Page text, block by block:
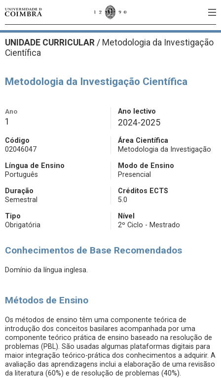
UNIDADE CURRICULAR / Metodologia da Investigação
Científica
Metodologia da Investigação Científica
Ano
1
Ano lectivo
2024-2025
Código
02046047
Área Científica
Metodologia da Investigação
Língua de Ensino
Português
Modo de Ensino
Presencial
Duração
Semestral
Créditos ECTS
5.0
Tipo
Obrigatória
Nível
2º Ciclo - Mestrado
Conhecimentos de Base Recomendados
Domínio da língua inglesa.
Métodos de Ensino
Os métodos de ensino têm uma componente teórica de
introdução dos conceitos basilares acompanhada por uma
componente teórico prática de ensino baseado na resolução de
problemas (PBL). São usadas algumas plataformas digitais para
maior integração teórico-prática dos conhecimentos a adquirir. A
avaliação das aprendizagens inclui a elaboração de uma revisãso
da literatura (60%) e de resolução de problemas (40%).